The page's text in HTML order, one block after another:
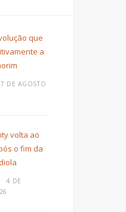
que
a
7 DE AGOSTO
volta ao
o fim da
4 DE